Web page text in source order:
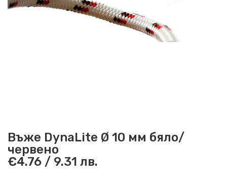
Въже DynaLite Ø 10 мм бяло/
червено
€4.76 / 9.31 лв.